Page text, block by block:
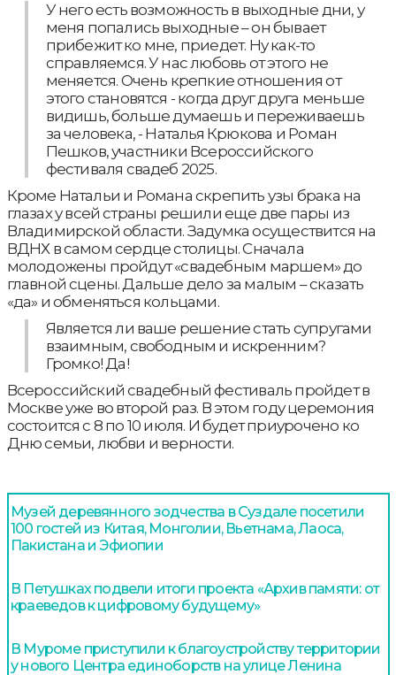
У него есть возможность в выходные дни, у
меня попались выходные – он бывает
прибежит ко мне, приедет. Ну как-то
справляемся. У нас любовь от этого не
меняется. Очень крепкие отношения от
этого становятся - когда друг друга меньше
видишь, больше думаешь и переживаешь
за человека, - Наталья Крюкова и Роман
Пешков, участники Всероссийского
фестиваля свадеб 2025.
Кроме Натальи и Романа скрепить узы брака на
глазах у всей страны решили еще две пары из
Владимирской области. Задумка осуществится на
ВДНХ в самом сердце столицы. Сначала
молодожены пройдут «свадебным маршем» до
главной сцены. Дальше дело за малым – сказать
«да» и обменяться кольцами.
Является ли ваше решение стать супругами
взаимным, свободным и искренним?
Громко! Да!
Всероссийский свадебный фестиваль пройдет в
Москве уже во второй раз. В этом году церемония
состоится с 8 по 10 июля. И будет приурочено ко
Дню семьи, любви и верности.
Музей деревянного зодчества в Суздале посетили
100 гостей из Китая, Монголии, Вьетнама, Лаоса,
Пакистана и Эфиопии
В Петушках подвели итоги проекта «Архив памяти: от
краеведов к цифровому будущему»
В Муроме приступили к благоустройству территории
у нового Центра единоборств на улице Ленина